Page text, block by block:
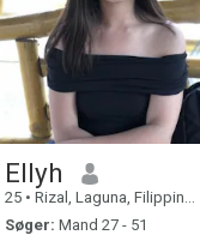
Ellyh
25 • Rizal, Laguna, Filippinerne
Søger: Mand 27 - 51